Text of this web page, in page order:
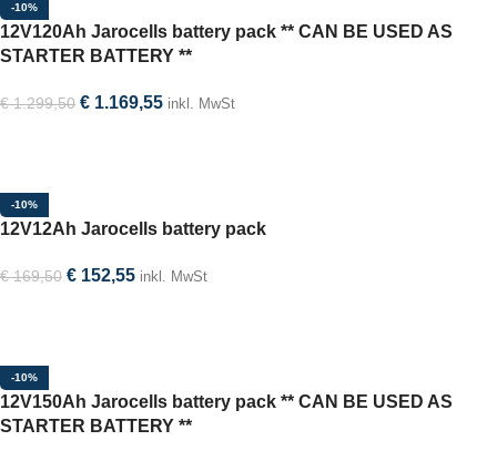
-10%
12V120Ah Jarocells battery pack ** CAN BE USED AS
STARTER BATTERY **
€1.299,50 € 1.169,55 inkl. MwSt
-10%
12V12Ah Jarocells battery pack
€169,50 € 152,55 inkl. MwSt
-10%
12V150Ah Jarocells battery pack ** CAN BE USED AS
STARTER BATTERY **